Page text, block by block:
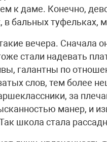
к даме. Конечно,
бальных туфельках,
вечера. Сначала
стали надевать
галантны по
слов, тем более
за
манер, и
школа стала